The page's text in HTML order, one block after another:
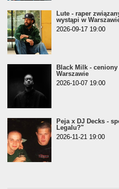
Lute - raper
wystąpi w
2026-09-17 19:00
Black Milk -
Warszawie
2026-10-07 19:00
Peja x DJ Decks -
Legalu?"
2026-11-21 19:00